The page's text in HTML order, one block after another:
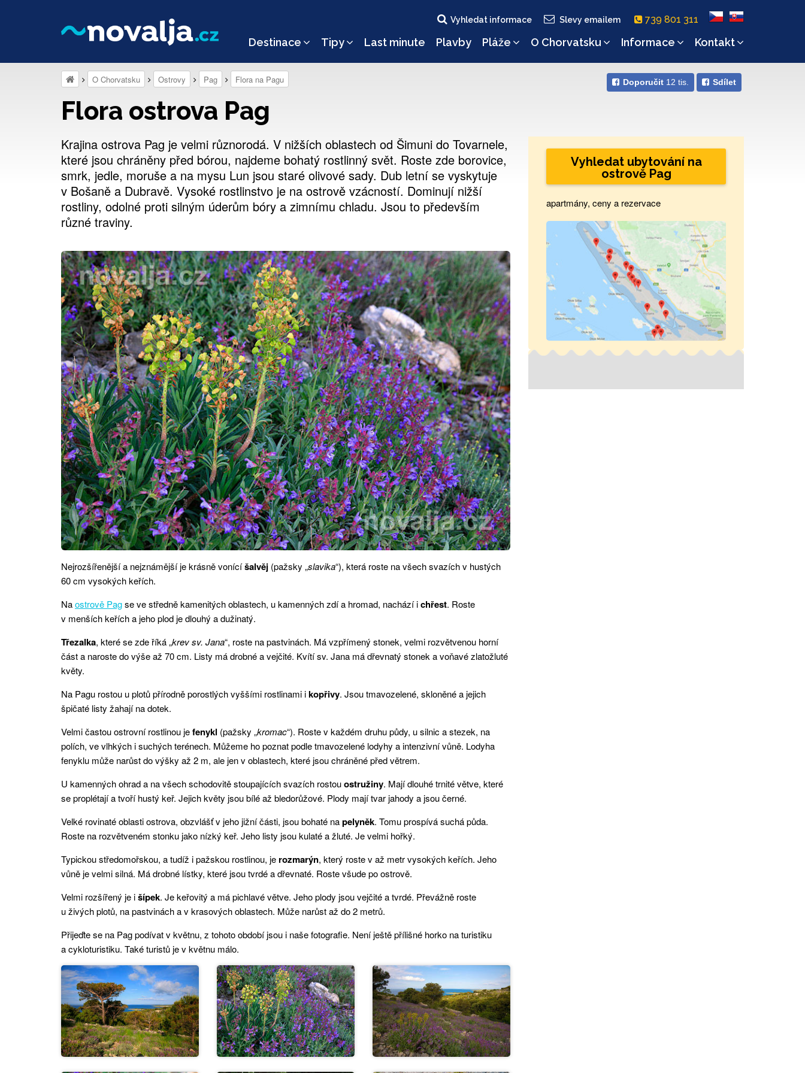
Vyhledat informace Slevy emailem 739 801 311
Destinace Tipy Last minute Plavby Pláže O Chorvatsku Informace Kontakt
Doporučit 12 tis. Sdílet
O Chorvatsku Ostrovy Pag Flora na Pagu
Flora ostrova Pag
Krajina ostrova Pag je velmi různorodá. V nižších oblastech od Šimuni do Tovarnele,
které jsou chráněny před bórou, najdeme bohatý rostlinný svět. Roste zde borovice,
smrk, jedle, moruše a na mysu Lun jsou staré olivové sady. Dub letní se vyskytuje
v Bošaně a Dubravě. Vysoké rostlinstvo je na ostrově vzácností. Dominují nižší
rostliny, odolné proti silným úderům bóry a zimnímu chladu. Jsou to především
různé traviny.
Nejrozšířenější a nejznámější je krásně vonícíšalvěj (pažsky „slavika“), která roste na všech svazích v hustých
60 cm vysokých keřích.
Naostrově Pagse ve středně kamenitých oblastech, u kamenných zdí a hromad, nachází ichřest. Roste
v menších keřích a jeho plod je dlouhý a dužinatý.
Třezalka, které se zde říká „krev sv. Jana“, roste na pastvinách. Má vzpřímený stonek, velmi rozvětvenou horní
část a naroste do výše až 70 cm. Listy má drobné a vejčité. Kvítí sv. Jana má dřevnatý stonek a voňavé zlatožluté
květy.
Na Pagu rostou u plotů přírodně porostlých vyššími rostlinami ikopřivy. Jsou tmavozelené, skloněné a jejich
špičaté listy žahají na dotek.
Velmi častou ostrovní rostlinou jefenykl (pažsky „kromac“). Roste v každém druhu půdy, u silnic a stezek, na
polích, ve vlhkých i suchých terénech. Můžeme ho poznat podle tmavozelené lodyhy a intenzivní vůně. Lodyha
fenyklu může narůst do výšky až 2 m, ale jen v oblastech, které jsou chráněné před větrem.
U kamenných ohrad a na všech schodovitě stoupajících svazích rostouostružiny. Mají dlouhé trnité větve, které
se proplétají a tvoří hustý keř. Jejich květy jsou bílé až bledorůžové. Plody mají tvar jahody a jsou černé.
Velké rovinaté oblasti ostrova, obzvlášť v jeho jižní části, jsou bohaté napelyněk. Tomu prospívá suchá půda.
Roste na rozvětveném stonku jako nízký keř. Jeho listy jsou kulaté a žluté. Je velmi hořký.
Typickou středomořskou, a tudíž i pažskou rostlinou, je rozmarýn, který roste v až metr vysokých keřích. Jeho
vůně je velmi silná. Má drobné lístky, které jsou tvrdé a dřevnaté. Roste všude po ostrově.
Velmi rozšířený je išípek. Je keřovitý a má pichlavé větve. Jeho plody jsou vejčité a tvrdé. Převážně roste
u živých plotů, na pastvinách a v krasových oblastech. Může narůst až do 2 metrů.
Přijeďte se na Pag podívat v květnu, z tohoto období jsou i naše fotografie. Není ještě přílišné horko na turistiku
a cykloturistiku. Také turistů je v květnu málo.
Vyhledat ubytování na
ostrově Pag
apartmány, ceny a rezervace